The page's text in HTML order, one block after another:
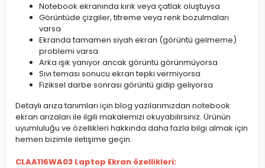
Notebook ekranında kırık veya çatlak oluştuysa
Görüntüde çizgiler, titreme veya renk bozulmaları
varsa
Ekranda tamamen siyah ekran (görüntü gelmeme)
problemi varsa
Arka ışık yanıyor ancak görüntü görünmüyorsa
Sıvı teması sonucu ekran tepki vermiyorsa
Fiziksel darbe sonrası görüntü gidip geliyorsa
Detaylı arıza tanımları için blog yazılarımızdan notebook
ekran arızaları ile ilgili makalemizi okuyabilirsiniz. Ürünün
uyumluluğu ve özellikleri hakkında daha fazla bilgi almak için
hemen bizimle iletişime geçin.
CLAA116WA03 Laptop Ekran özellikleri: